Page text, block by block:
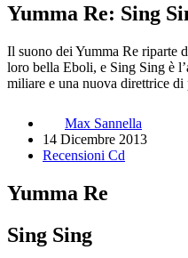
Yumma Re: Sing
Il suono dei Yumma Re riparte
loro bella Eboli, e Sing Sing è
miliare e una nuova direttrice di
Max Sannella
14 Dicembre 2013
Recensioni Cd
Yumma Re
Sing Sing